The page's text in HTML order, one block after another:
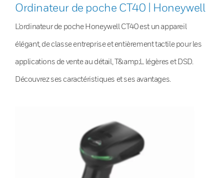
Ordinateur de poche CT40 | Honeywell
L’ordinateur de poche Honeywell CT40 est un appareil
élégant, de classe entreprise et entièrement tactile pour les
applications de vente au détail, T&amp;L légères et DSD.
Découvrez ses caractéristiques et ses avantages.